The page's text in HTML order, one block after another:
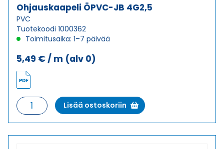
Ohjauskaapeli ÖPVC-JB 4G2,5
PVC
Tuotekoodi 1000362
Toimitusaika: 1–7 päivää
5,49 € / m (alv 0)
Ohjauskaapeli
ÖPVC-
JB
Lisää ostoskoriin